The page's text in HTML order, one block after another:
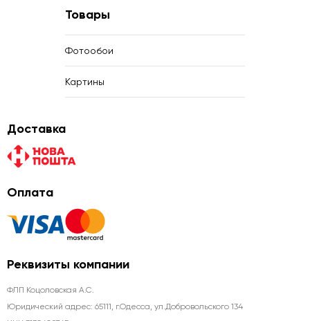
Товары
Фотообои
Картины
Доставка
Оплата
Реквизиты компании
ФЛП Коцоловская А.С.
Юридический адрес: 65111, г.Одесса, ул.Добровольского 134